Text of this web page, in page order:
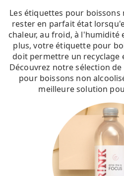
Les étiquettes pour boissons
rester en parfait état
chaleur, au froid, à l'humidité
plus, votre étiquette pour
doit permettre un recyclage
Découvrez notre sélection
pour boissons non
meilleure solution